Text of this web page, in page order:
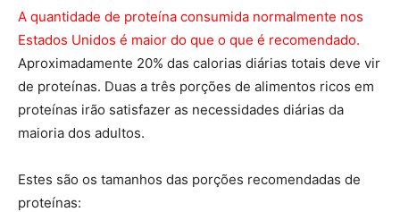
A quantidade de proteína consumida normalmente nos
Estados Unidos é maior do que o que é recomendado.
Aproximadamente 20% das calorias diárias totais deve vir
de proteínas. Duas a três porções de alimentos ricos em
proteínas irão satisfazer as necessidades diárias da
maioria dos adultos.
Estes são os tamanhos das porções recomendadas de
proteínas: